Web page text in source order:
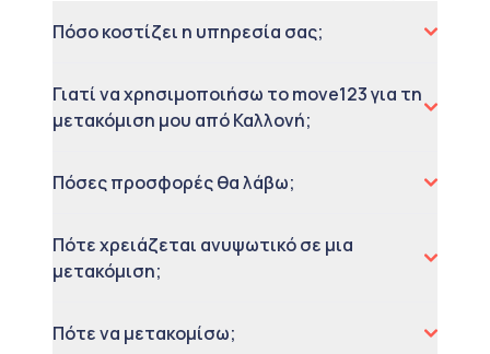
Πόσο κοστίζει η υπηρεσία σας;
Γιατί να χρησιμοποιήσω το move123 για τη
μετακόμιση μου από Καλλονή;
Πόσες προσφορές θα λάβω;
Πότε χρειάζεται ανυψωτικό σε μια
μετακόμιση;
Πότε να μετακομίσω;